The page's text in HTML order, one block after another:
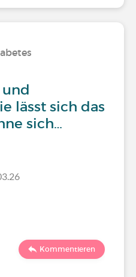
und
lässt sich das
sich…
Kommentieren